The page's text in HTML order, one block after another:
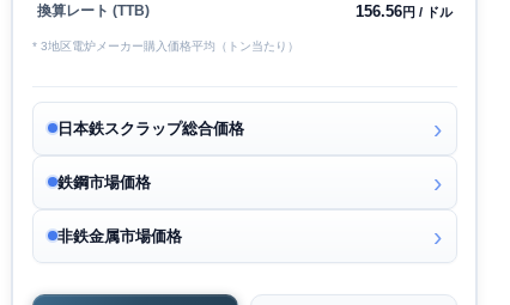
換算レート (TTB) 156.56円 / ドル
* 3地区電炉メーカー購入価格平均（トン当たり）
日本鉄スクラップ総合価格
鉄鋼市場価格
非鉄金属市場価格